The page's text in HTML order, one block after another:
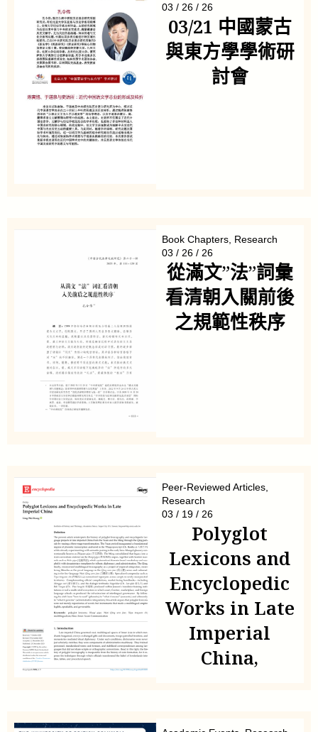
03 / 26 / 26
03/21 中國蒙古
與東方學學術研
討會
Book Chapters, Research
03 / 26 / 26
從滿文”法”詞彙
看清朝入關前後
之規範性秩序
Peer-Reviewed Articles,
Research
03 / 19 / 26
Polyglot
Lexicons and
Encyclopedic
Works in Late
Imperial
China,